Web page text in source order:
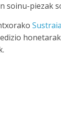
soinu-piezak